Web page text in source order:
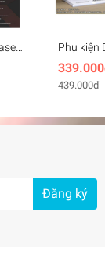
Phụ kiện
Snow
+ Action
Wing EW
439.000₫
Đăng ký